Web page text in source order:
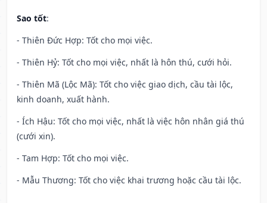
Sao tốt:
- Thiên Đức Hợp: Tốt cho mọi việc.
- Thiên Hỷ: Tốt cho mọi việc, nhất là hôn thú, cưới hỏi.
- Thiên Mã (Lộc Mã): Tốt cho việc giao dịch, cầu tài lộc,
kinh doanh, xuất hành.
- Ích Hậu: Tốt cho mọi việc, nhất là việc hôn nhân giá thú
(cưới xin).
- Tam Hợp: Tốt cho mọi việc.
- Mẫu Thương: Tốt cho việc khai trương hoặc cầu tài lộc.